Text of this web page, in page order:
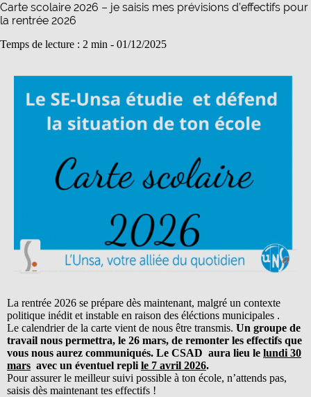
Carte scolaire 2026 – je saisis mes prévisions d’effectifs pour
la rentrée 2026
Temps de lecture : 2 min - 01/12/2025
La rentrée 2026 se prépare dès maintenant, malgré un contexte
politique inédit et instable en raison des éléctions municipales .
Le calendrier de la carte vient de nous être transmis. Un groupe de
travail nous permettra, le 26 mars, de remonter les effectifs que
vous nous aurez communiqués. Le CSAD aura lieu le lundi 30
mars avec un éventuel repli le 7 avril 2026.
Pour assurer le meilleur suivi possible à ton école, n’attends pas,
saisis dès maintenant tes effectifs !